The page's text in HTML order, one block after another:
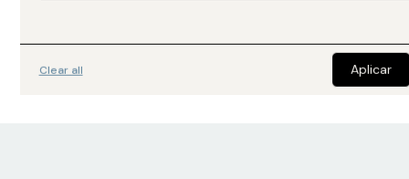
Clear all
15.439,00 R$19.735,00